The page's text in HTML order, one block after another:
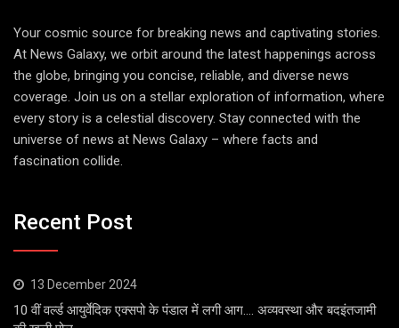
Your cosmic source for breaking news and captivating stories.
At News Galaxy, we orbit around the latest happenings across
the globe, bringing you concise, reliable, and diverse news
coverage. Join us on a stellar exploration of information, where
every story is a celestial discovery. Stay connected with the
universe of news at News Galaxy – where facts and
fascination collide.
Recent Post
13 December 2024
10 वीं वर्ल्ड आयुर्वेदिक एक्सपो के पंडाल में लगी आग…. अव्यवस्था और बदइंतजामी